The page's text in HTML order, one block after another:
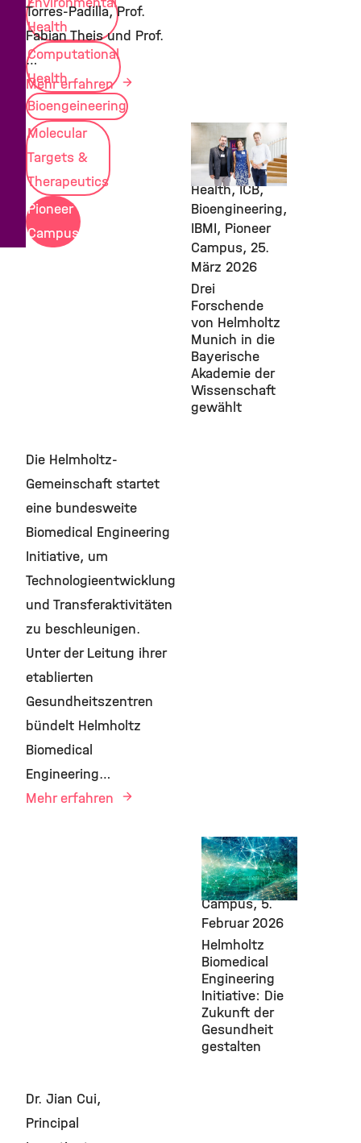
Health
Computational
Health
Bioengeineering
Molecular
Targets &
Therapeutics
Pioneer
Campus
Stem Cells,
IES,
Computational
Health, ICB,
Bioengineering,
IBMI, Pioneer
Campus, 25.
März 2026
Drei
Forschende
von Helmholtz
Munich in die
Bayerische
Akademie der
Wissenschaft
gewählt
Torres-Padilla, Prof.
Fabian Theis und Prof.
…
Mehr erfahren
AI, Transfer,
Bioengineering,
IBMI, Pioneer
Campus,5.
Februar 2026
Helmholtz
Biomedical
Engineering
Initiative: Die
Zukunft der
Gesundheit
gestalten
Die Helmholtz-
Gemeinschaft startet
eine bundesweite
Biomedical Engineering
Initiative, um
Technologieentwicklung
und Transferaktivitäten
zu beschleunigen.
Unter der Leitung ihrer
etablierten
Gesundheitszentren
bündelt Helmholtz
Biomedical
Engineering…
Mehr erfahren
Dr. Jian Cui,
Principal